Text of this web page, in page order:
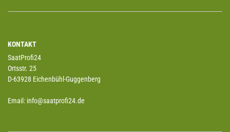
KONTAKT
SaatProfi24
Ortsstr. 25
D-63928 Eichenbühl-Guggenberg
Email: info@saatprofi24.de